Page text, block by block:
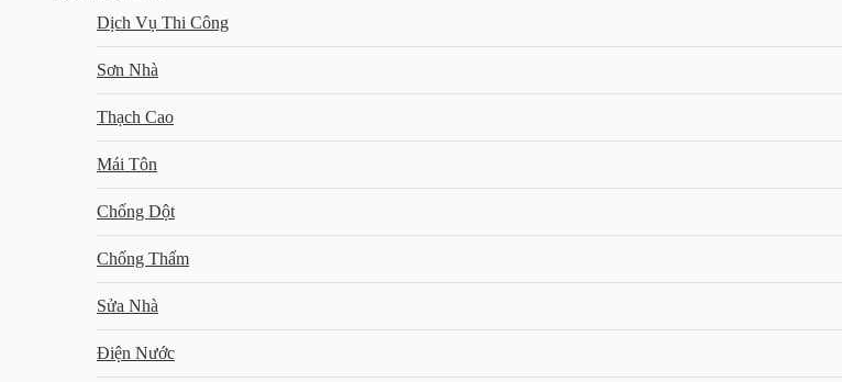
Dịch Vụ Thi Công
Sơn Nhà
Thạch Cao
Mái Tôn
Chống Dột
Chống Thấm
Sửa Nhà
Điện Nước